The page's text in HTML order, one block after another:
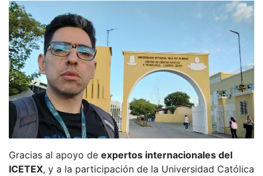
Gracias al apoyo de expertos internacionales del
ICETEX, y a la participación de la Universidad Católica